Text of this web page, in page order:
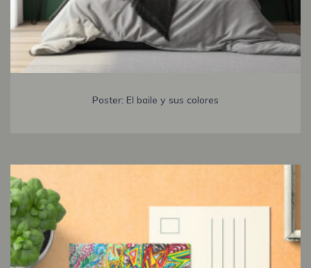
Poster: El baile y sus colores